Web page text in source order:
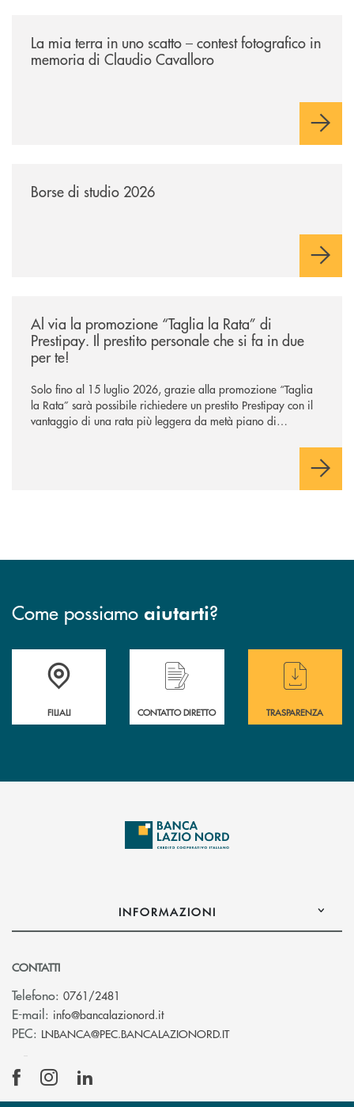
La mia terra in uno scatto – contest fotografico in
memoria di Claudio Cavalloro
Borse di studio 2026
Al via la promozione “Taglia la Rata” di
Prestipay. Il prestito personale che si fa in due
per te!
Solo fino al 15 luglio 2026, grazie alla promozione “Taglia
la Rata” sarà possibile richiedere un prestito Prestipay con il
vantaggio di una rata più leggera da metà piano di
Come possiamo aiutarti?
Trova la filiale più vicina a te
FILIALI
Hai bisogno di assistenza immediata ?
CONTATTO DIRETTO
Hai bisogno di
TRASPARENZA
INFORMAZIONI
CONTATTI
Telefono: 0761/2481
E-mail: info@bancalazionord.it(si apre l’app di posta elettronica)
PEC: LNBANCA@PEC.BANCALAZIONORD.IT(si apre l’app di posta